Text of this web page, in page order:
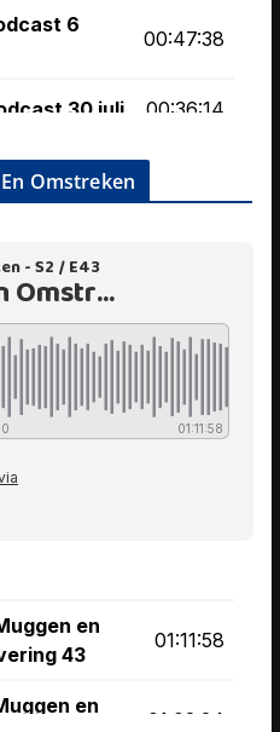
Omstreken